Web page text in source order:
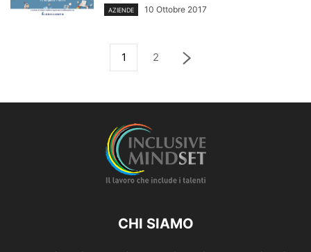
AZIENDE 10 Ottobre 2017
1 2
CHI SIAMO